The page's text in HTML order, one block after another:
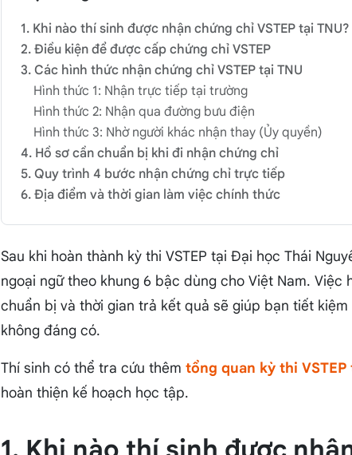
1. Khi nào thí sinh được nhận chứng chỉ VSTEP tại TNU?
2. Điều kiện để được cấp chứng chỉ VSTEP
3. Các hình thức nhận chứng chỉ VSTEP tại TNU
Hình thức 1: Nhận trực tiếp tại trường
Hình thức 2: Nhận qua đường bưu điện
Hình thức 3: Nhờ người khác nhận thay (Ủy quyền)
4. Hồ sơ cần chuẩn bị khi đi nhận chứng chỉ
5. Quy trình 4 bước nhận chứng chỉ trực tiếp
6. Địa điểm và thời gian làm việc chính thức
Sau khi hoàn thành kỳ thi VSTEP tại Đại học Thái
ngoại ngữ theo khung 6 bậc dùng cho Việt Nam.
chuẩn bị và thời gian trả kết quả sẽ giúp bạn tiết
không đáng có.
Thí sinh có thể tra cứu thêm tổng quan kỳ thi VSTEP
hoàn thiện kế hoạch học tập.